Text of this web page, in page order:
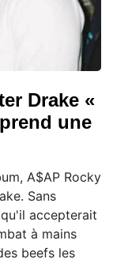
Drake «
une
A$AP Rocky
Sans
accepterait
à mains
beefs les